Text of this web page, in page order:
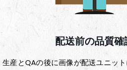
配送前の品質確
生産とQAの後に画像が配送ユニッ